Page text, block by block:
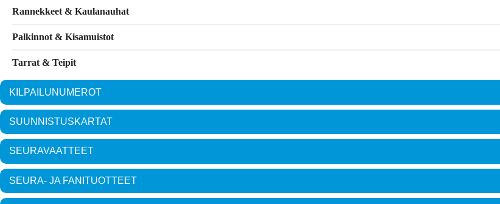
Rannekkeet & Kaulanauhat
Palkinnot & Kisamuistot
Tarrat & Teipit
KILPAILUNUMEROT
SUUNNISTUSKARTAT
SEURAVAATTEET
SEURA- JA FANITUOTTEET